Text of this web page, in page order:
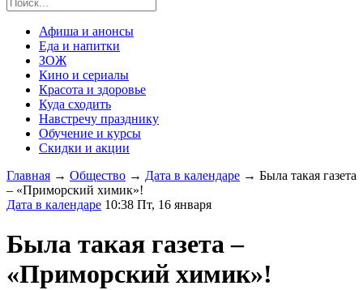
Афиша и анонсы
Еда и напитки
ЗОЖ
Кино и сериалы
Красота и здоровье
Куда сходить
Навстречу празднику
Обучение и курсы
Скидки и акции
Главная → Общество → Дата в календаре → Была такая газета
– «Приморский химик»!
Дата в календаре 10:38 Пт, 16 января
Была такая газета –
«Приморский химик»!